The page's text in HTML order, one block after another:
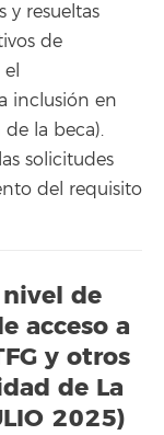
y resueltas
de
el
inclusión en
la beca).
solicitudes
del requisito
nivel de
acceso a
y otros
de La
2025)